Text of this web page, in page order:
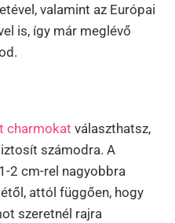
valamint az Európai
is, így már meglévő
charmokat választhatsz,
számodra. A
2 cm-rel nagyobbra
attól függően, hogy
szeretnél rajra